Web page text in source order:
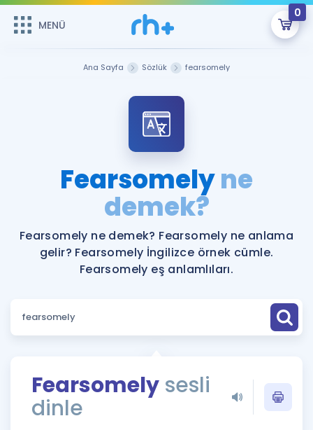
MENÜ
0
Şifremi Hatırlamıyorum
Sepetin Şu An Boş.
Remzi Hoca ile seni sınava hazırlayacak onlarca eğitim seni
bekliyor!
MENÜ
Katılımcı Görüşleri
Faydalı Araçlar
Ücretsiz Kaynaklar
Puan Hesaplama
ÖSYM Sınav Takvimi
Kampanyalar
İngilizce Gramer
Ana Sayfa Sözlük fearsomely
Fearsomelyne
demek?
Fearsomely ne demek? Fearsomely ne anlama
gelir? Fearsomely İngilizce örnek cümle.
Fearsomely eş anlamlıları.
Fearsomely sesli
dinle